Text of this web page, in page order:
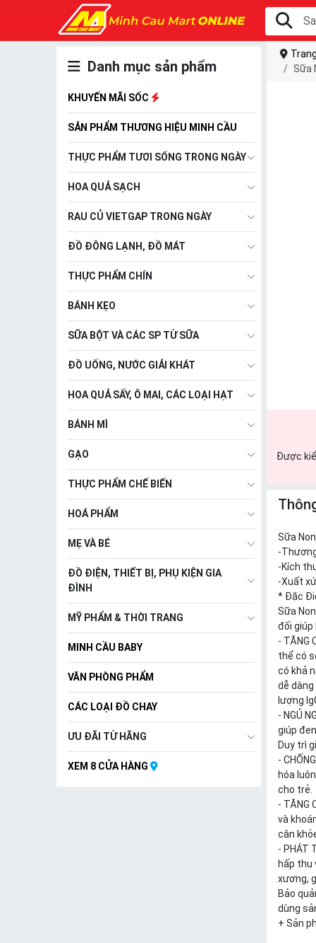
Danh mục sản phẩm
KHUYẾN MÃI SỐC
SẢN PHẨM THƯƠNG HIỆU MINH CẦU
THỰC PHẨM TƯƠI SỐNG TRONG NGÀY
HOA QUẢ SẠCH
RAU CỦ VIETGAP TRONG NGÀY
ĐỒ ĐÔNG LẠNH, ĐỒ MÁT
THỰC PHẨM CHÍN
BÁNH KẸO
SỮA BỘT VÀ CÁC SP TỪ SỮA
ĐỒ UỐNG, NƯỚC GIẢI KHÁT
HOA QUẢ SẤY, Ô MAI, CÁC LOẠI HẠT
BÁNH MÌ
GẠO
THỰC PHẨM CHẾ BIẾN
HOÁ PHẨM
MẸ VÀ BÉ
ĐỒ ĐIỆN, THIẾT BỊ, PHỤ KIỆN GIA
ĐÌNH
MỸ PHẨM & THỜI TRANG
MINH CẦU BABY
VĂN PHÒNG PHẨM
CÁC LOẠI ĐỒ CHAY
ƯU ĐÃI TỪ HÃNG
XEM 8 CỬA HÀNG
Sữa
Được
Sữa
-
-Kích
-Xuất
* Đặc
Sữa
đối giúp
- TĂNG
thể có
có khả
dễ
lượng
- NGỦ
giúp
Duy trì
-
hóa
cho trẻ.
- TĂNG
và
cân
- PHÁT
hấp thu
xương,
Bảo
dùng
+ Sản